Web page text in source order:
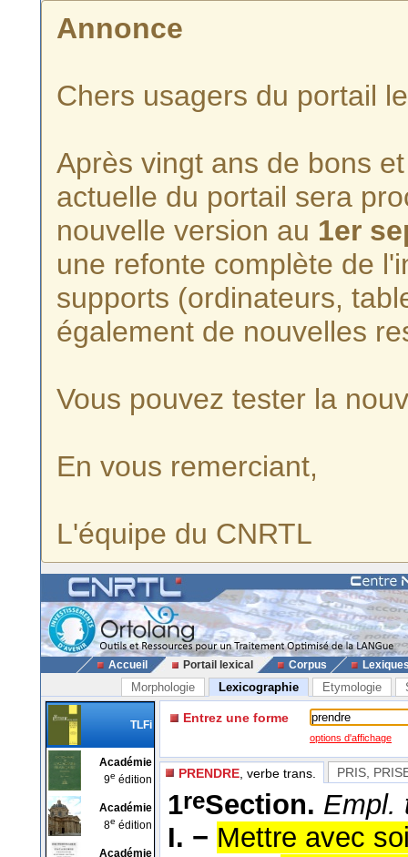
Annonce
Chers usagers du portail
Après vingt ans de bons
actuelle du portail sera
nouvelle version au 1er
une refonte complète de
supports (ordinateurs,
également de nouvelles
Vous pouvez tester la
En vous remerciant,
L'équipe du CNRTL
Accueil Portail lexical Corpus
Morphologie Lexicographie Etymologie
TLFi
Académie
9e édition
Académie
8e édition
Académie
Entrez une forme
options d'affichage
PRENDRE , verbe trans. PRIS,
1reSection. Empl.
I. − Mettre avec